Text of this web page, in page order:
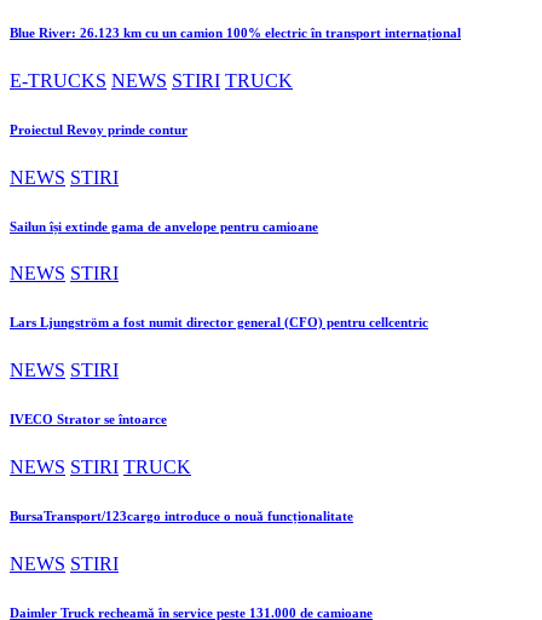
Blue River: 26.123 km cu un camion 100% electric în transport internațional
E-TRUCKS NEWS STIRI TRUCK
Proiectul Revoy prinde contur
NEWS STIRI
Sailun își extinde gama de anvelope pentru camioane
NEWS STIRI
Lars Ljungström a fost numit director general (CFO) pentru cellcentric
NEWS STIRI
IVECO Strator se întoarce
NEWS STIRI TRUCK
BursaTransport/123cargo introduce o nouă funcționalitate
NEWS STIRI
Daimler Truck recheamă în service peste 131.000 de camioane